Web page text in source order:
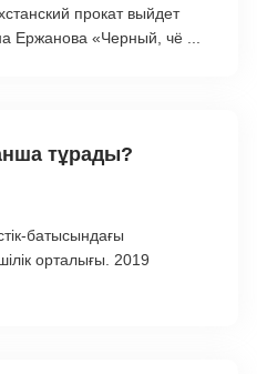
прокат выйдет
Ержанова «Черный, чё ...
тұрады?
батысындағы
орталығы. 2019